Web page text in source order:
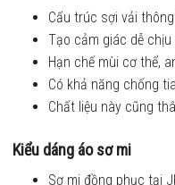
Cấu trúc sợi vải
Tạo cảm giác dễ
Hạn chế mùi cơ thể,
Có khả năng chống
Chất liệu này cũng
Kiểu dáng áo sơ mi
Sơ mi đồng phục tại